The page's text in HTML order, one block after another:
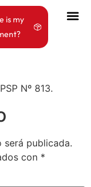
is my
Nº 813.
publicada.
con *